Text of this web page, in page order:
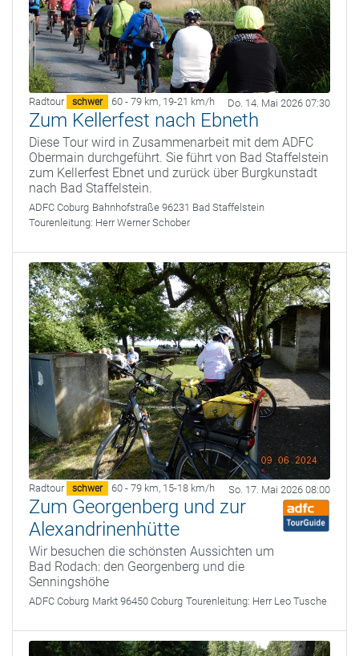
Radtour schwer 60 - 79 km, 19-21 km/h Do. 14. Mai 2026 07:30
Zum Kellerfest nach Ebneth
Diese Tour wird in Zusammenarbeit mit dem ADFC
Obermain durchgeführt. Sie führt von Bad Staffelstein
zum Kellerfest Ebnet und zurück über Burgkunstadt
nach Bad Staffelstein.
ADFC Coburg Bahnhofstraße 96231 Bad Staffelstein
Tourenleitung: Herr Werner Schober
Radtour schwer 60 - 79 km, 15-18 km/h So. 17. Mai 2026 08:00
Zum Georgenberg und zur
Alexandrinenhütte
Wir besuchen die schönsten Aussichten um
Bad Rodach: den Georgenberg und die
Senningshöhe
ADFC Coburg Markt 96450 Coburg Tourenleitung: Herr Leo Tusche